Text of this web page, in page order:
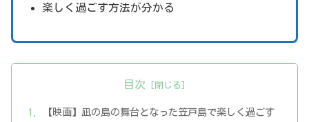
楽しく過ごす方法が分かる
目次
【映画】凪の島の舞台となった笠戸島で楽しく過ごす